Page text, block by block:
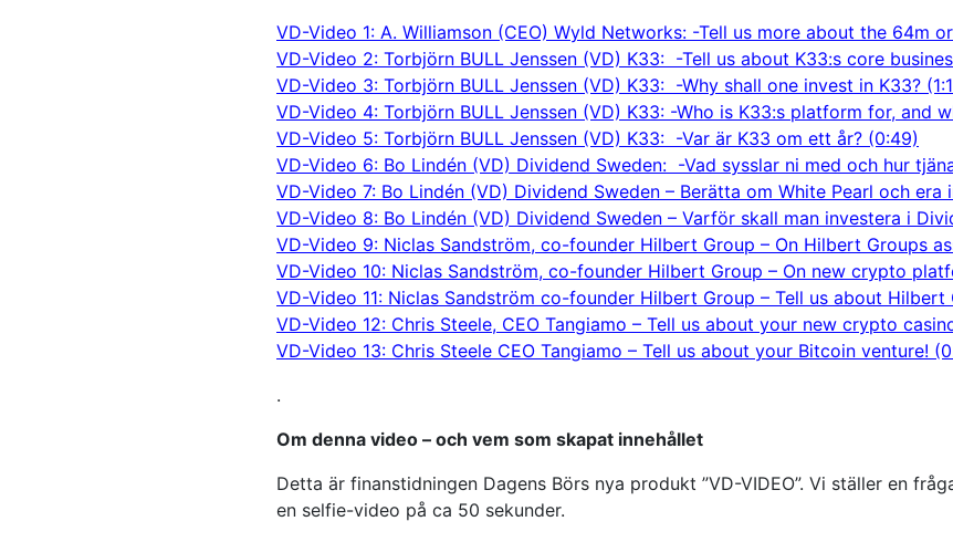
VD-Video 1: A. Williamson (CEO) Wyld Networks: -Tell us more about the 64m
VD-Video 2: Torbjörn BULL Jenssen (VD) K33: -Tell us about K33:s core
VD-Video 3: Torbjörn BULL Jenssen (VD) K33: -Why shall one invest in K33?
VD-Video 4: Torbjörn BULL Jenssen (VD) K33: -Who is K33:s platform for, and
VD-Video 5: Torbjörn BULL Jenssen (VD) K33: -Var är K33 om ett år? (0:49)
VD-Video 6: Bo Lindén (VD) Dividend Sweden: -Vad sysslar ni med och hur
VD-Video 7: Bo Lindén (VD) Dividend Sweden – Berätta om White Pearl och era
VD-Video 8: Bo Lindén (VD) Dividend Sweden – Varför skall man investera i
VD-Video 9: Niclas Sandström, co-founder Hilbert Group – On Hilbert Groups
VD-Video 10: Niclas Sandström, co-founder Hilbert Group – On new crypto
VD-Video 11: Niclas Sandström co-founder Hilbert Group – Tell us about
VD-Video 12: Chris Steele, CEO Tangiamo – Tell us about your new crypto
VD-Video 13: Chris Steele CEO Tangiamo – Tell us about your Bitcoin venture!
.
Om denna video – och vem som skapat innehållet
Detta är finanstidningen Dagens Börs nya produkt ”VD-VIDEO”. Vi ställer en
en selfie-video på ca 50 sekunder.